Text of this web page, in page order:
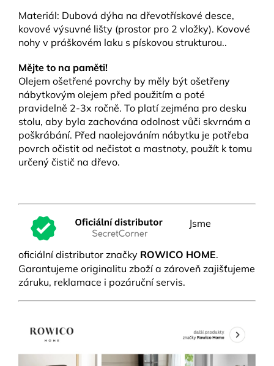
Materiál: Dubová dýha na dřevotřískové desce,
kovové výsuvné lišty (prostor pro 2 vložky). Kovové
nohy v práškovém laku s pískovou strukturou..
Mějte to na paměti!
Olejem ošetřené povrchy by měly být ošetřeny
nábytkovým olejem před použitím a poté
pravidelně 2-3x ročně. To platí zejména pro desku
stolu, aby byla zachována odolnost vůči skvrnám a
poškrábání. Před naolejováním nábytku je potřeba
povrch očistit od nečistot a mastnoty, použít k tomu
určený čistič na dřevo.
Jsme
oficiální distributor značky ROWICO HOME.
Garantujeme originalitu zboží a zároveň zajišťujeme
záruku, reklamace i pozáruční servis.